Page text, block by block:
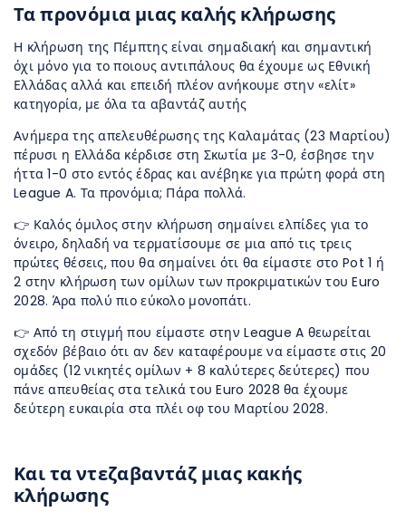
Τα προνόμια μιας καλής κλήρωσης
Η κλήρωση της Πέμπτης είναι σημαδιακή και σημαντική
όχι μόνο για το ποιους αντιπάλους θα έχουμε ως Εθνική
Ελλάδας αλλά και επειδή πλέον ανήκουμε στην «ελίτ»
κατηγορία, με όλα τα αβαντάζ αυτής
Ανήμερα της απελευθέρωσης της Καλαμάτας (23 Μαρτίου)
πέρυσι η Ελλάδα κέρδισε στη Σκωτία με 3-0, έσβησε την
ήττα 1-0 στο εντός έδρας και ανέβηκε για πρώτη φορά στη
League A. Τα προνόμια; Πάρα πολλά.
👉 Καλός όμιλος στην κλήρωση σημαίνει ελπίδες για το
όνειρο, δηλαδή να τερματίσουμε σε μια από τις τρεις
πρώτες θέσεις, που θα σημαίνει ότι θα είμαστε στο Pot 1 ή
2 στην κλήρωση των ομίλων των προκριματικών του Euro
2028. Άρα πολύ πιο εύκολο μονοπάτι.
👉 Από τη στιγμή που είμαστε στην League A θεωρείται
σχεδόν βέβαιο ότι αν δεν καταφέρουμε να είμαστε στις 20
ομάδες (12 νικητές ομίλων + 8 καλύτερες δεύτερες) που
πάνε απευθείας στα τελικά του Euro 2028 θα έχουμε
δεύτερη ευκαιρία στα πλέι οφ του Μαρτίου 2028.
Και τα ντεζαβαντάζ μιας κακής
κλήρωσης